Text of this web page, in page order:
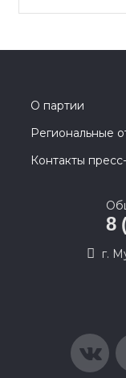
О партии
Региональные
Контакты
8
г.